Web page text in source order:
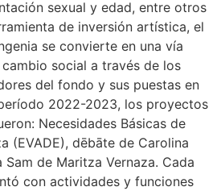
sexual y edad, entre otros
de inversión artística, el
se convierte en una vía
social a través de los
del fondo y sus puestas en
2022-2023, los proyectos
Necesidades Básicas de
(EVADE), dēbāte de Carolina
Sam de Maritza Vernaza. Cada
con actividades y funciones